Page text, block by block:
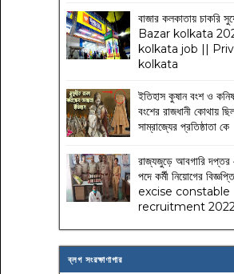
বাজার কলকাতায় চাকরি
Bazar kolkata
kolkata job ||
kolkata
ইতিহাস কুষান বংশ ও
বংশের রাজধানী কোথায়
সাম্রাজ্যের প্রতিষ্ঠাতা কে
রাজ্যজুড়ে আবগারি
পদে কর্মী নিয়োগের
excise constable
recruitment 2022
ব্লগ সংরক্ষাণাগার